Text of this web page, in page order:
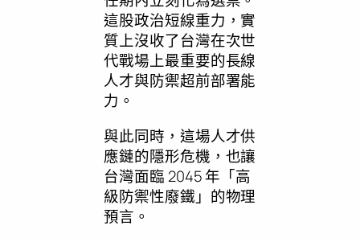
這股政治短線重力，實
質上沒收了台灣在次世
代戰場上最重要的長線
人才與防禦超前部署能
力。
與此同時，這場人才供
應鏈的隱形危機，也讓
台灣面臨 2045 年「高
級防禦性廢鐵」的物理
預言。